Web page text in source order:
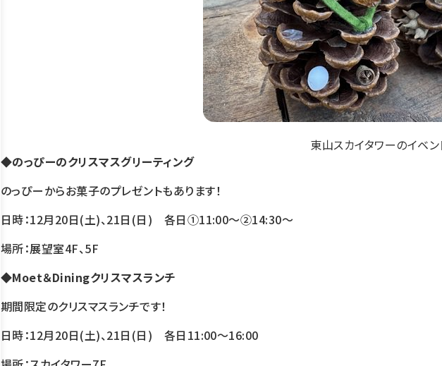
東山スカイタワーのイベン
◆のっぴーのクリスマスグリーティング
のっぴーからお菓子のプレゼントもあります！
日時：12月20日(土)、21日(日) 各日①11:00～②14:30～
場所：展望室4F、5F
◆Moet＆Diningクリスマスランチ
期間限定のクリスマスランチです！
日時：12月20日(土)、21日(日) 各日11:00～16:00